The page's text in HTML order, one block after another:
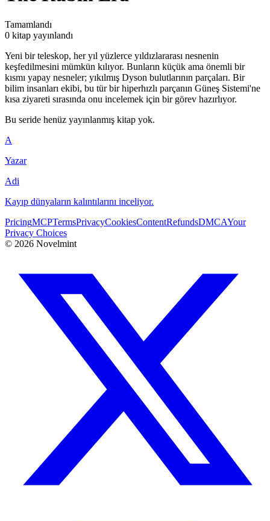
Tamamlandı
0 kitap yayınlandı
Yeni bir teleskop, her yıl yüzlerce yıldızlararası nesnenin
keşfedilmesini mümkün kılıyor. Bunların küçük ama önemli bir
kısmı yapay nesneler; yıkılmış Dyson bulutlarının parçaları. Bir
bilim insanları ekibi, bu tür bir hiperhızlı parçanın Güneş Sistemi'ne
kısa ziyareti sırasında onu incelemek için bir görev hazırlıyor.
Bu seride henüz yayınlanmış kitap yok.
A
Yazar
Adi
Kayıp dünyaların kalıntılarını inceliyor.
PricingMCPTermsPrivacyCookiesContentRefundsDMCAYour
Privacy Choices
© 2026 Novelmint